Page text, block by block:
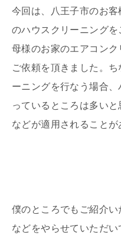
今回は、八王子市のお
のハウスクリーニング
母様のお家のエアコン
ご依頼を頂きました。
ーニングを行なう場合
っているところは多いと
などが適用されることが
僕のところでもご紹介い
などをやらせていただ